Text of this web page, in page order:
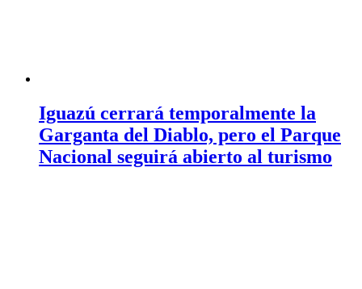
Iguazú cerrará temporalmente la
Garganta del Diablo, pero el Parque
Nacional seguirá abierto al turismo